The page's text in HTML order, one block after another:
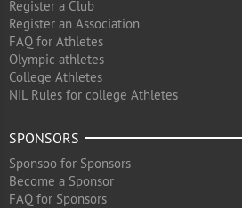
Register a Club
Register an Association
FAQ for Athletes
Olympic athletes
College Athletes
NIL Rules for college Athletes
SPONSORS
Sponsoo for Sponsors
Become a Sponsor
FAQ for Sponsors